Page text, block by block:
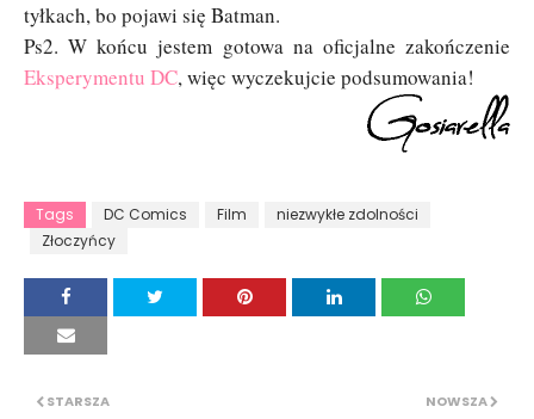
tyłkach, bo pojawi się Batman.
Ps2. W końcu jestem gotowa na oficjalne zakończenie
Eksperymentu DC, więc wyczekujcie podsumowania!
Tags DC Comics Film
niezwykłe zdolności
Złoczyńcy
NOWSZA
STARSZA